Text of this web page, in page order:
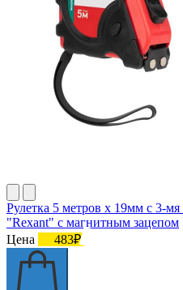
Рулетка 5 метров х 19мм с 3-
"Rexant" с магнитным зацепом
Цена
483₽